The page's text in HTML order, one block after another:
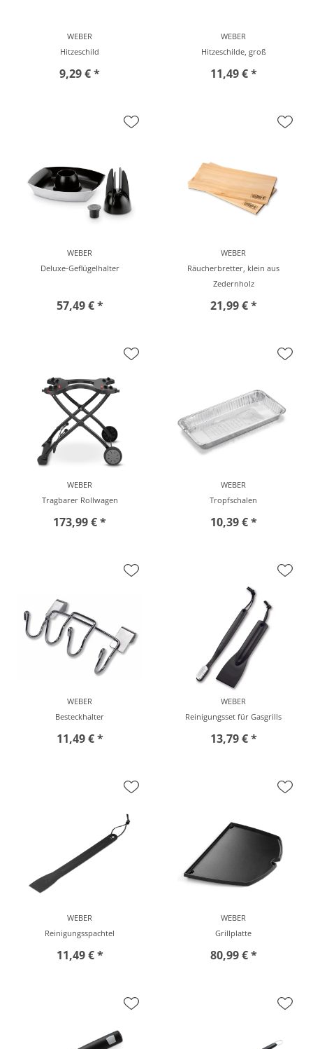
WEBER
Hitzeschild
9,29 € *
WEBER
Hitzeschilde, groß
11,49 € *
WEBER
Deluxe-Geflügelhalter
57,49 € *
WEBER
Räucherbretter, klein aus
Zedernholz
21,99 € *
WEBER
Tragbarer Rollwagen
173,99 € *
WEBER
Tropfschalen
10,39 € *
WEBER
Besteckhalter
11,49 € *
WEBER
Reinigungsset für Gasgrills
13,79 € *
WEBER
Reinigungsspachtel
11,49 € *
WEBER
Grillplatte
80,99 € *